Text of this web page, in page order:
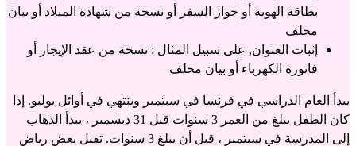
بطاقة الهوية أو جواز السفر أو نسخة من شهادة الميلاد أو بيان
محلف
إثبات العنوان, على سبيل المثال : نسخة من عقد الإيجار أو
فاتورة الكهرباء أو بيان محلف
يبدأ العام الدراسي في فرنسا في سبتمبر وينتهي في أوائل يوليو. إذا
كان الطفل يبلغ من العمر 3 سنوات قبل 31 ديسمبر ، يبدأ الذهاب
إلى المدرسة في سبتمبر ، قبل أن يبلغ 3 سنوات. تقبل بعض رياض